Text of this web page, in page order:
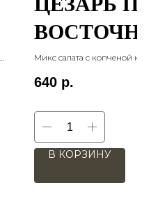
У
Микс салата с копченой
свежими томатами в
640 р.
В КОРЗИНУ